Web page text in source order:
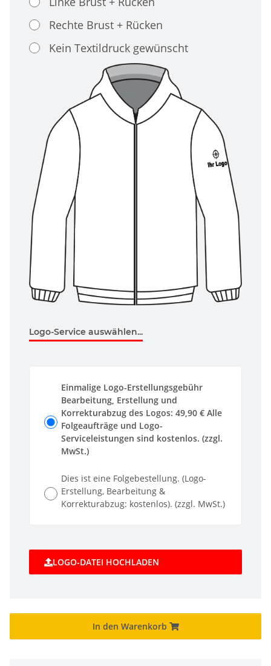
Rechte Brust + Rücken
Kein Textildruck gewünscht
Logo-Service auswählen...
Einmalige Logo-Erstellungsgebühr
Bearbeitung, Erstellung und
Korrekturabzug des Logos: 49,90 € Alle
Folgeaufträge und Logo-
Serviceleistungen sind kostenlos. (zzgl.
MwSt.)
Dies ist eine Folgebestellung. (Logo-
Erstellung, Bearbeitung &
Korrekturabzug: kostenlos). (zzgl. MwSt.)
LOGO-DATEI HOCHLADEN
In den Warenkorb